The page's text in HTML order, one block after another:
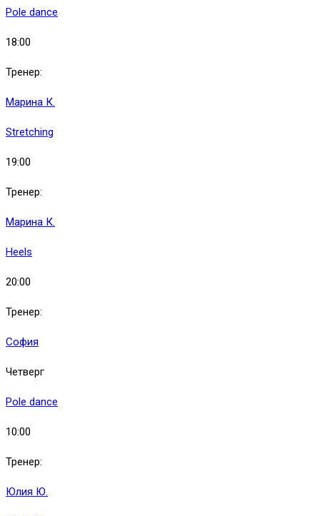
Pole dance
18:00
Тренер:
Марина К.
Stretching
19:00
Тренер:
Марина К.
Heels
20:00
Тренер:
София
Четверг
Pole dance
10:00
Тренер:
Юлия Ю.